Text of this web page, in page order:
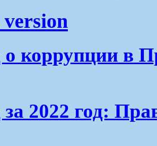
коррупции в
2022 год: